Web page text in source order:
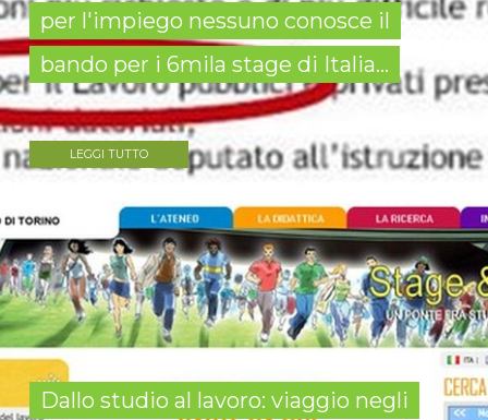
per l'impiego nessuno conosce il
bando per i 6mila stage di Italia...
LEGGI TUTTO
Dallo studio al lavoro: viaggio negli